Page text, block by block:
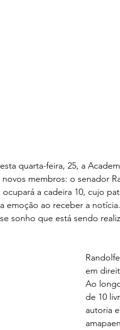
quarta-feira, 25, a
membros: o senador
a cadeira 10, cujo
emoção ao receber a
sonho que está sendo
em
Ao
de 10
autoria